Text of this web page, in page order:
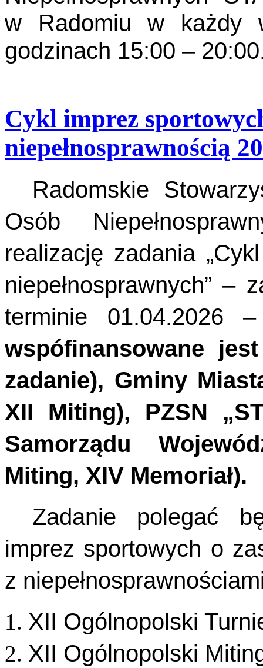
w Radomiu w każdy
godzinach 15:00 –
Cykl imprez
niepełnosprawnością
Radomskie
Osób
realizację zadania
niepełnosprawnych” –
terminie 01.04.2026
wspófinansowane
zadanie), Gminy
XII Miting), PZSN
Samorządu
Miting, XIV Memoriał).
Zadanie polegać
imprez sportowych o
z
XII Ogólnopolski
XII Ogólnopolski